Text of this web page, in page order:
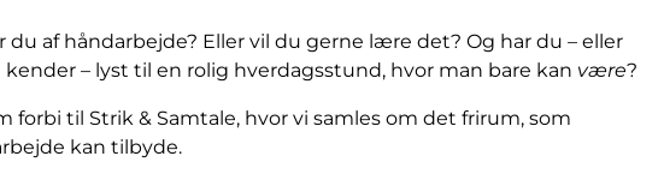
du af håndarbejde? Eller vil du gerne lære det? Og har du – eller
kender – lyst til en rolig hverdagsstund, hvor man bare kan være?
forbi til Strik & Samtale, hvor vi samles om det frirum, som
kan tilbyde.